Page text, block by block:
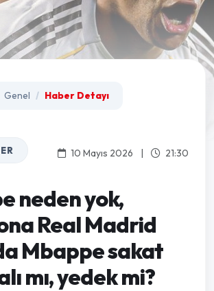
Genel Haber Detayı
10 Mayıs 2026 | 21:30
neden yok,
Real Madrid
Mbappe sakat
mı, yedek mi?